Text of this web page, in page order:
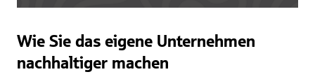
Wie Sie das eigene Unternehmen
nachhaltiger machen